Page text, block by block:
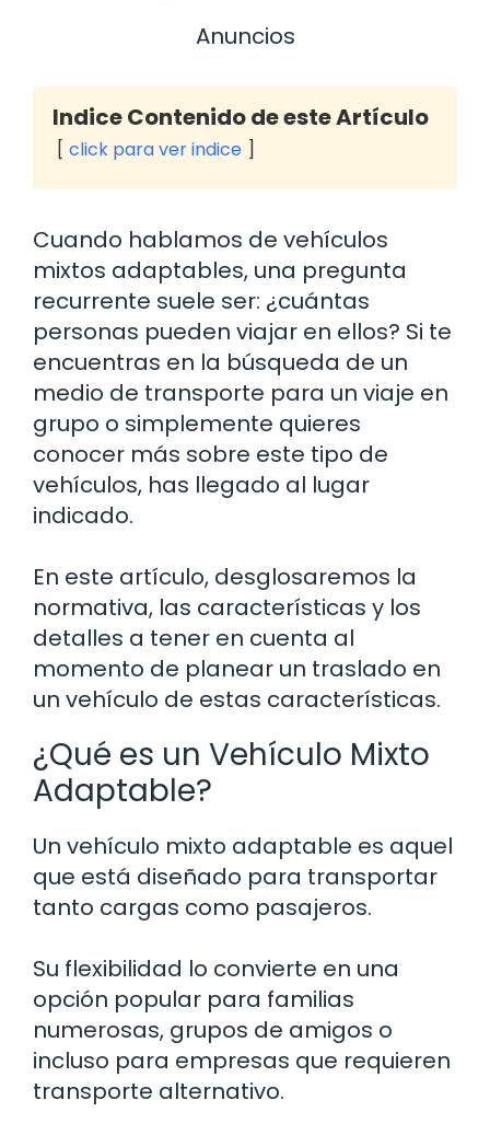
Anuncios
Indice Contenido de este Artículo
click para ver indice
Cuando hablamos de vehículos
mixtos adaptables, una pregunta
recurrente suele ser: ¿cuántas
personas pueden viajar en ellos? Si te
encuentras en la búsqueda de un
medio de transporte para un viaje en
grupo o simplemente quieres
conocer más sobre este tipo de
vehículos, has llegado al lugar
indicado.
En este artículo, desglosaremos la
normativa, las características y los
detalles a tener en cuenta al
momento de planear un traslado en
un vehículo de estas características.
¿Qué es un Vehículo Mixto
Adaptable?
Un vehículo mixto adaptable es aquel
que está diseñado para transportar
tanto cargas como pasajeros.
Su flexibilidad lo convierte en una
opción popular para familias
numerosas, grupos de amigos o
incluso para empresas que requieren
transporte alternativo.